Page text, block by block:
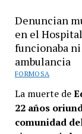
Denuncian
en el
funcionaba
ambulancia
FORMOSA
La muerte de
22 años
comunidad